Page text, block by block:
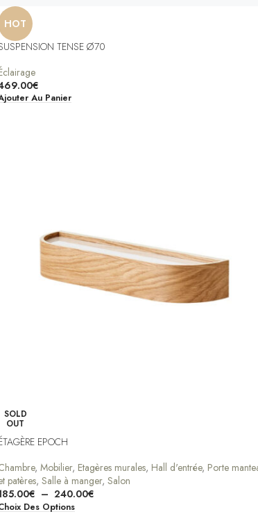
HOT
TENSE Ø70
€
Au Panier
SOLD
OUT
EPOCH
, Mobilier, Etagères murales, Hall d'entrée, Porte
patères, Salle à manger, Salon
€ – 240.00€
Des Options